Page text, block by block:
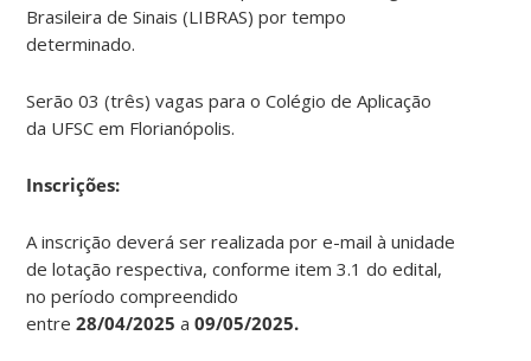
Brasileira de Sinais (LIBRAS) por tempo
determinado.
Serão 03 (três) vagas para o Colégio de Aplicação
da UFSC em Florianópolis.
Inscrições:
A inscrição deverá ser realizada por e-mail à unidade
de lotação respectiva, conforme item 3.1 do edital,
no período compreendido
entre28/04/2025 a09/05/2025.